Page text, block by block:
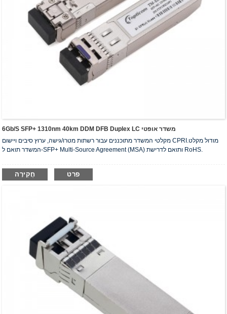
6Gb/s SFP+ 1310nm 40km DDM DFB Duplex LC משדר אופטי
מקלטי המשדר מתוכננים עבור רשתות מטרו/גישה, ערוץ סיבים ויישום CPRI.מודול מקלט
המשדר תואם ל-SFP+ Multi-Source Agreement (MSA) ותואם לדרישת RoHS.
חֲקִירָה פרט